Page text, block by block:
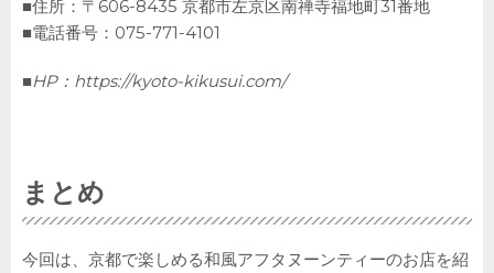
■住所：〒606-8435 京都市左京区南禅寺福地町31番地
■電話番号：075-771-4101
■HP： https://kyoto-kikusui.com/
まとめ
今回は、京都で楽しめる和風アフタヌーンティーのお店を紹